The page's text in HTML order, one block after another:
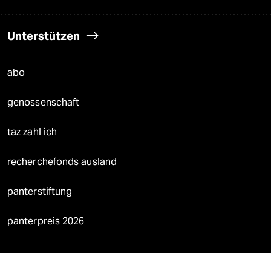
Unterstützen
abo
genossenschaft
taz zahl ich
recherchefonds ausland
panterstiftung
panterpreis 2026